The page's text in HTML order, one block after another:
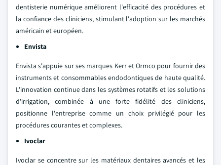
dentisterie numérique améliorent l'efficacité des procédures et
la confiance des cliniciens, stimulant l'adoption sur les marchés
américain et européen.
Envista
Envista s'appuie sur ses marques Kerr et Ormco pour fournir des
instruments et consommables endodontiques de haute qualité.
L'innovation continue dans les systèmes rotatifs et les solutions
d'irrigation, combinée à une forte fidélité des cliniciens,
positionne l'entreprise comme un choix privilégié pour les
procédures courantes et complexes.
Ivoclar
Ivoclar se concentre sur les matériaux dentaires avancés et les